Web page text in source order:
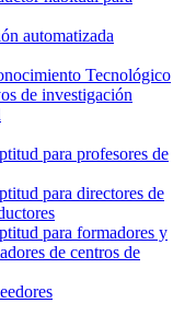
automatizada
Tecnológico
de investigación
para profesores de
para directores de
para formadores y
de centros de